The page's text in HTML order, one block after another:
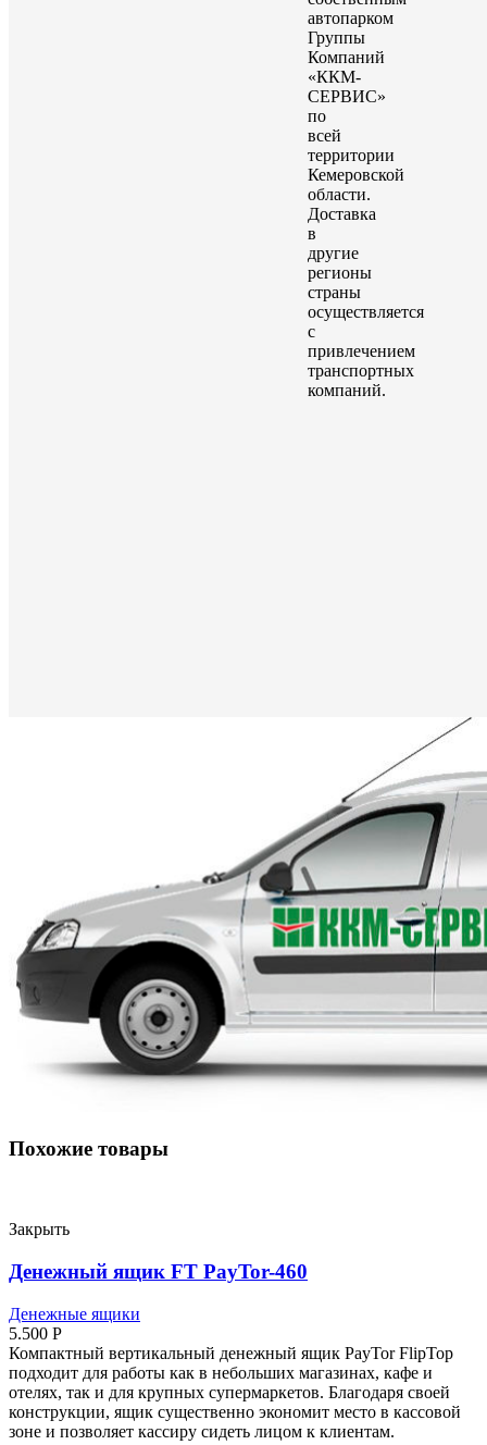
автопарком
Группы
Компаний
«ККМ-
СЕРВИС»
по
всей
территории
Кемеровской
области.
Доставка
в
другие
регионы
страны
осуществляется
с
привлечением
транспортных
компаний.
Похожие товары
Закрыть
Денежный ящик FT PayTor-460
Денежные ящики
5.500 Р
Компактный вертикальный денежный ящик PayTor FlipTop
подходит для работы как в небольших магазинах, кафе и
отелях, так и для крупных супермаркетов. Благодаря своей
конструкции, ящик существенно экономит место в кассовой
зоне и позволяет кассиру сидеть лицом к клиентам.